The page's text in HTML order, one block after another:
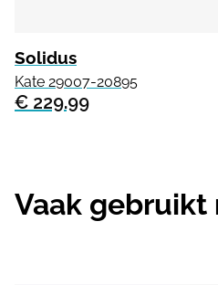
Solidus
Kate 29007-20895
€ 229.99
Vaak gebruikt